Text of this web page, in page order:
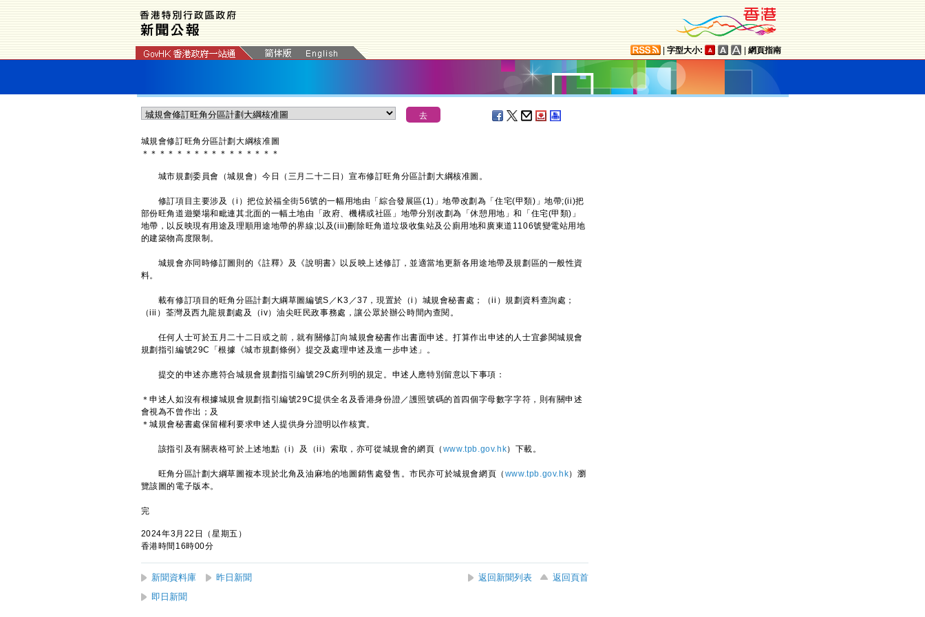
字型大小: 網頁指南
城規會修訂旺角分區計劃大綱核准圖
＊ ＊ ＊ ＊ ＊ ＊ ＊ ＊ ＊ ＊ ＊ ＊ ＊ ＊ ＊ ＊
城市規劃委員會（城規會）今日（三月二十二日）宣布修訂旺角分區計劃大綱核准圖。
修訂項目主要涉及（i）把位於福全街56號的一幅用地由「綜合發展區(1)」地帶改劃為「住宅(甲類)」地帶;(ii)把
部份旺角道遊樂場和毗連其北面的一幅土地由「政府、機構或社區」地帶分別改劃為「休憩用地」和「住宅(甲類)」
地帶，以反映現有用途及理順用途地帶的界線;以及(iii)刪除旺角道垃圾收集站及公廁用地和廣東道1106號變電站用地
的建築物高度限制。
城規會亦同時修訂圖則的《註釋》及《說明書》以反映上述修訂，並適當地更新各用途地帶及規劃區的一般性資
料。
載有修訂項目的旺角分區計劃大綱草圖編號S／K3／37，現置於（i）城規會秘書處；（ii）規劃資料查詢處；
（iii）荃灣及西九龍規劃處及（iv）油尖旺民政事務處，讓公眾於辦公時間內查閱。
任何人士可於五月二十二日或之前，就有關修訂向城規會秘書作出書面申述。打算作出申述的人士宜參閱城規會
規劃指引編號29C「根據《城市規劃條例》提交及處理申述及進一步申述」。
提交的申述亦應符合城規會規劃指引編號29C所列明的規定。申述人應特別留意以下事項：
＊申述人如沒有根據城規會規劃指引編號29C提供全名及香港身份證／護照號碼的首四個字母數字字符，則有關申述
會視為不曾作出；及
＊城規會秘書處保留權利要求申述人提供身分證明以作核實。
該指引及有關表格可於上述地點（i）及（ii）索取，亦可從城規會的網頁（ www.tpb.gov.hk）下載。
旺角分區計劃大綱草圖複本現於北角及油麻地的地圖銷售處發售。市民亦可於城規會網頁（ www.tpb.gov.hk）瀏
覽該圖的電子版本。
完
2024年3月22日（星期五）
香港時間16時00分
新聞資料庫 昨日新聞 返回新聞列表
返回頁首
即日新聞